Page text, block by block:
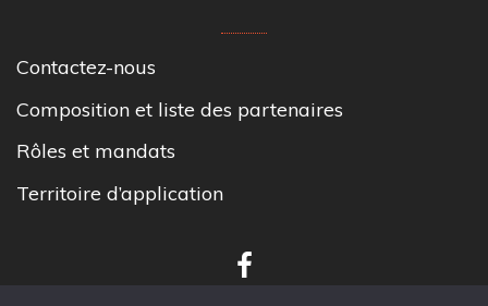
Contactez-nous
Composition et liste des partenaires
Rôles et mandats
Territoire d’application